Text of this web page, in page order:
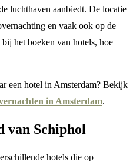
luchthaven aanbiedt. De locatie
en vaak ook op de
het boeken van hotels, hoe
een hotel in Amsterdam? Bekijk
in Amsterdam.
van Schiphol
hotels die op